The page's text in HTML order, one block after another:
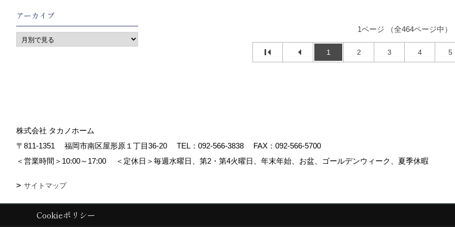
1ページ （全464ページ中）
1 2 3 4 5
アーカイブ
株式会社 タカノホーム
〒811-1351
福岡市南区屋形原１丁目36-20 TEL： 092-566-3838
FAX：092-566-5700
＜営業時間＞10:00～17:00
＜定休日＞毎週水曜日、第2・第4火曜日、年末年始、お盆、ゴールデンウィーク、夏季休暇
サイトマップ
Copyright (c) TAKANO CONSTRUCTION CO.,LTD. All Rights Reserved.
Cookieポリシー